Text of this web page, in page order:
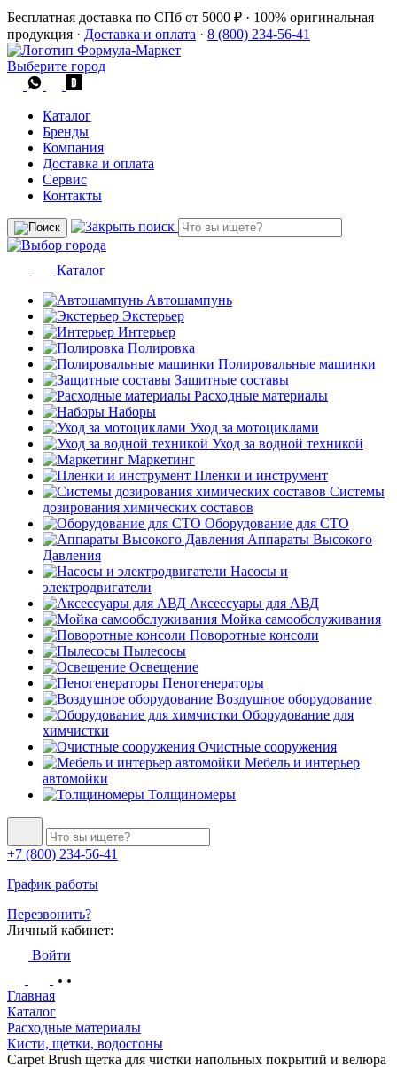
Бесплатная доставка по СПб от 5000 ₽ · 100% оригинальная
продукция · Доставка и оплата · 8 (800) 234-56-41
Выберите город
Каталог
Бренды
Компания
Доставка и оплата
Сервис
Контакты
Каталог
Автошампунь
Экстерьер
Интерьер
Полировка
Полировальные машинки
Защитные составы
Расходные материалы
Наборы
Уход за мотоциклами
Уход за водной техникой
Маркетинг
Пленки и инструмент
Системы
дозирования химических составов
Оборудование для СТО
Аппараты Высокого
Давления
Насосы и
электродвигатели
Аксессуары для АВД
Мойка самообслуживания
Поворотные консоли
Пылесосы
Освещение
Пеногенераторы
Воздушное оборудование
Оборудование для
химчистки
Очистные сооружения
Мебель и интерьер
автомойки
Толщиномеры
+7 (800) 234-56-41
График работы
Перезвонить?
Личный кабинет:
Войти
Главная
Каталог
Расходные материалы
Кисти, щетки, водосгоны
Carpet Brush щетка для чистки напольных покрытий и велюра